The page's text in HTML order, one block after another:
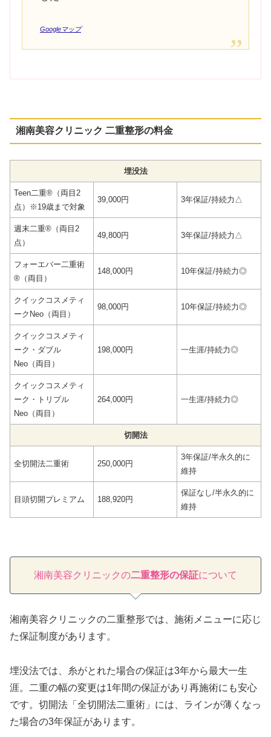
Googleマップ
湘南美容クリニック 二重整形の料金
埋没法
Teen二重®（両目2
点）※19歳まで対象
39,000円 3年保証/持続力△
週末二重®（両目2
点）
49,800円 3年保証/持続力△
フォーエバー二重術
®（両目）
148,000円 10年保証/持続力◎
クイックコスメティ
ークNeo（両目）
98,000円 10年保証/持続力◎
クイックコスメティ
ーク・ダブル
Neo（両目）
198,000円 一生涯/持続力◎
クイックコスメティ
ーク・トリプル
Neo（両目）
264,000円 一生涯/持続力◎
切開法
全切開法二重術 250,000円
3年保証/半永久的に
維持
目頭切開プレミアム 188,920円
保証なし/半永久的に
維持
湘南美容クリニックの二重整形の保証について
湘南美容クリニックの二重整形では、施術メニューに応じ
た保証制度があります。
埋没法では、糸がとれた場合の保証は3年から最大一生
涯。二重の幅の変更は1年間の保証があり再施術にも安心
です。切開法「全切開法二重術」には、ラインが薄くなっ
た場合の3年保証があります。